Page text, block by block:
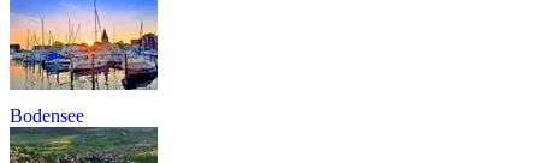
Bodensee